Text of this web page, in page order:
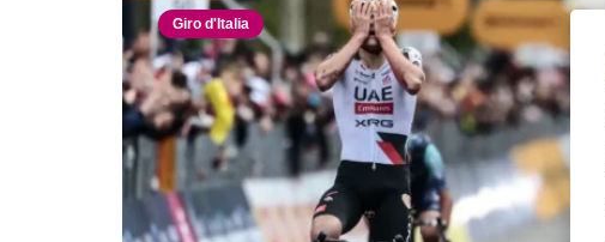
Giro d'Italia